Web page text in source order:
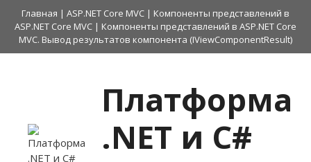
Перейти
содержимому
Главная | ASP.NET Core MVC | Компоненты представлений в
ASP.NET Core MVC | Компоненты представлений в ASP.NET Core
MVC. Вывод результатов компонента (IViewComponentResult)
Платформа
.NET и C#